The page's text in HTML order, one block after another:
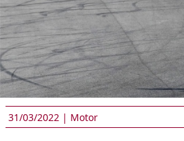
31/03/2022 | Motor